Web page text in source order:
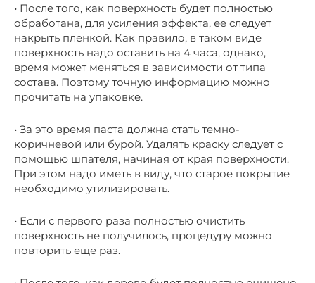
• После того, как поверхность будет полностью
обработана, для усиления эффекта, ее следует
накрыть пленкой. Как правило, в таком виде
поверхность надо оставить на 4 часа, однако,
время может меняться в зависимости от типа
состава. Поэтому точную информацию можно
прочитать на упаковке.
• За это время паста должна стать темно-
коричневой или бурой. Удалять краску следует с
помощью шпателя, начиная от края поверхности.
При этом надо иметь в виду, что старое покрытие
необходимо утилизировать.
• Если с первого раза полностью очистить
поверхность не получилось, процедуру можно
повторить еще раз.